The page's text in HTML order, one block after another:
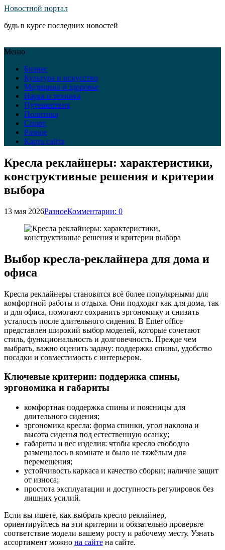
Новостной портал
будь в курсе последних новостей
Меню
Бизнес
Культура и искусство
Медицина и здоровье
Наука и техника
Путешествия
Политика
Спорт
Разное
Карта сайта
Кресла реклайнеры: характеристики,
конструктивные решения и критерии
выбора
13 мая 2026РазноеКомментарии: 0
Выбор кресла-реклайнера для дома и
офиса
Кресла реклайнеры становятся всё более популярными для
комфортной работы и отдыха. Они подходят как для дома, так
и для офиса, помогают сохранить эргономику и снизить
усталость после длительного сидения. В Enter office
представлен широкий выбор моделей, которые сочетают
стиль, функциональность и долговечность. Прежде чем
выбрать, важно оценить задачу: поддержка спины, удобство
посадки и совместимость с интерьером.
Ключевые критерии: поддержка спины,
эргономика и габариты
комфортная поддержка спины и поясницы для
длительного сидения;
эргономика кресла: форма спинки, угол наклона и
высота сиденья под естественную осанку;
габариты и вес изделия: чтобы кресло свободно
размещалось в комнате и было не тяжёлым для
перемещения;
устойчивость каркаса и качество сборки; наличие защит
от износа;
простота эксплуатации и доступность регулировок без
лишних усилий.
Если вы ищете, как выбрать кресло реклайнер,
ориентируйтесь на эти критерии и обязательно проверьте
соответствие модели вашему росту и рабочему месту. Узнать
ассортимент можно на сайте на сайте.